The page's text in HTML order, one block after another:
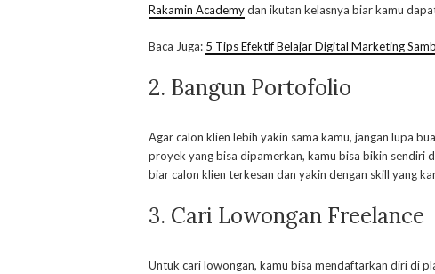
Rakamin Academydan ikutan kelasnya biar kamu
Baca Juga: 5 Tips Efektif Belajar Digital Marketing
2. Bangun Portofolio
Agar calon klien lebih yakin sama kamu, jangan lupa
proyek yang bisa dipamerkan, kamu bisa bikin sendiri
biar calon klien terkesan dan yakin dengan skill yang
3. Cari Lowongan Freelance
Untuk cari lowongan, kamu bisa mendaftarkan diri di